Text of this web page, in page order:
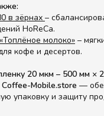
в зёрнах –
HoReCa.
молоко» –
кофе и десертов.
20 мкм – 500 мм ×
Coffee-Mobile.store —
упаковку и защиту